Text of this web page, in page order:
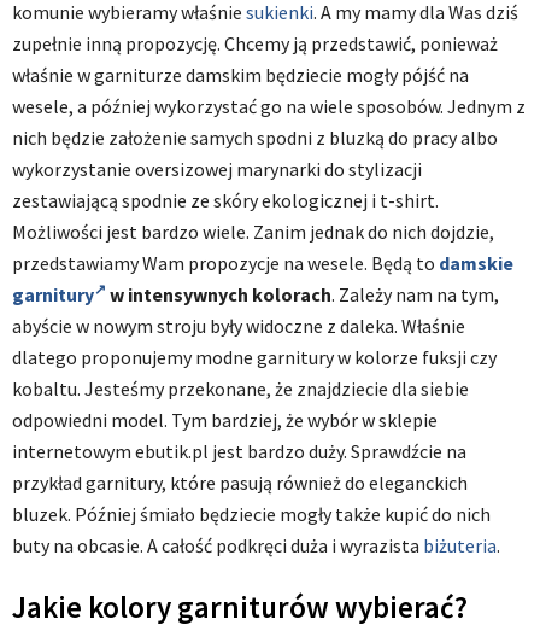
komunie wybieramy właśnie sukienki. A my mamy dla Was dziś
zupełnie inną propozycję. Chcemy ją przedstawić, ponieważ
właśnie w garniturze damskim będziecie mogły pójść na
wesele, a później wykorzystać go na wiele sposobów. Jednym z
nich będzie założenie samych spodni z bluzką do pracy albo
wykorzystanie oversizowej marynarki do stylizacji
zestawiającą spodnie ze skóry ekologicznej i t-shirt.
Możliwości jest bardzo wiele. Zanim jednak do nich dojdzie,
przedstawiamy Wam propozycje na wesele. Będą to damskie
garnitury
w intensywnych kolorach. Zależy nam na tym,
abyście w nowym stroju były widoczne z daleka. Właśnie
dlatego proponujemy modne garnitury w kolorze fuksji czy
kobaltu. Jesteśmy przekonane, że znajdziecie dla siebie
odpowiedni model. Tym bardziej, że wybór w sklepie
internetowym ebutik.pl jest bardzo duży. Sprawdźcie na
przykład garnitury, które pasują również do eleganckich
bluzek. Później śmiało będziecie mogły także kupić do nich
buty na obcasie. A całość podkręci duża i wyrazista biżuteria.
Jakie kolory garniturów wybierać?